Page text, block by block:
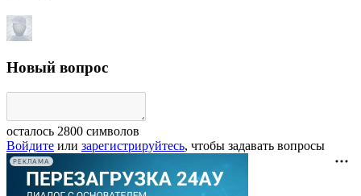
Новый вопрос
осталось 2800 символов
Войдите или зарегистрируйтесь, чтобы задавать вопросы
РЕКЛАМА